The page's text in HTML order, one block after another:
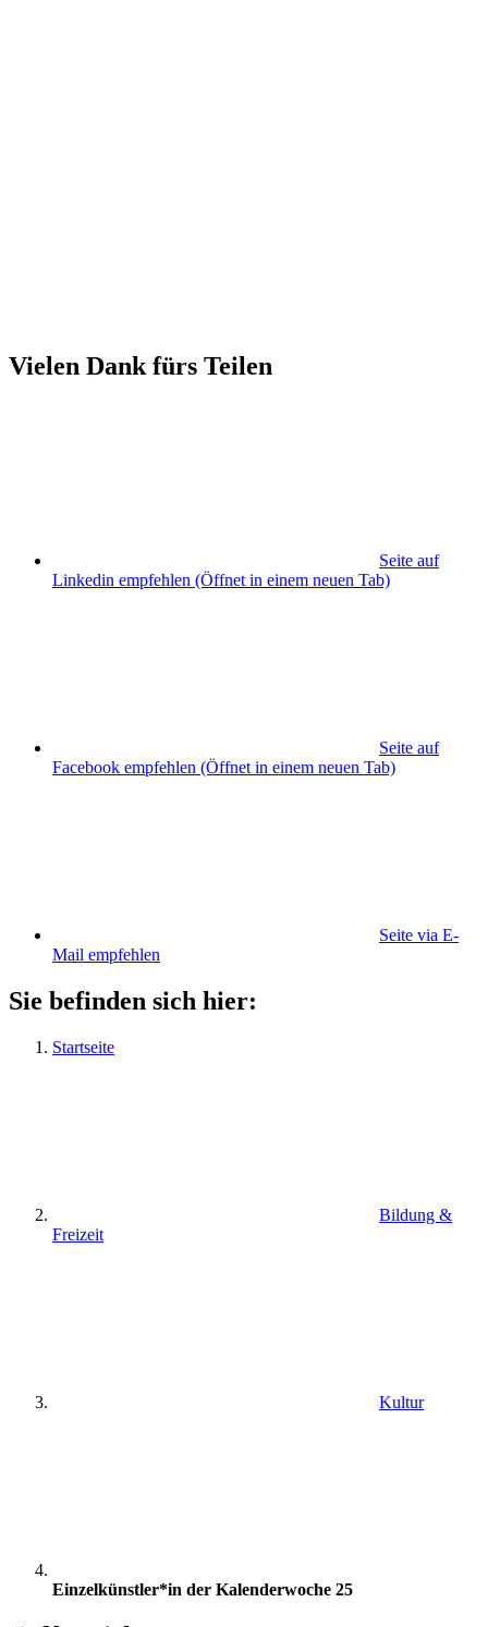
Vielen Dank fürs Teilen
Seite auf
Linkedin empfehlen (Öffnet in einem neuen Tab)
Seite auf
Facebook empfehlen (Öffnet in einem neuen Tab)
Seite via E-
Mail empfehlen
Sie befinden sich hier:
Startseite
Bildung &
Freizeit
Kultur
Einzelkünstler*in der Kalenderwoche 25